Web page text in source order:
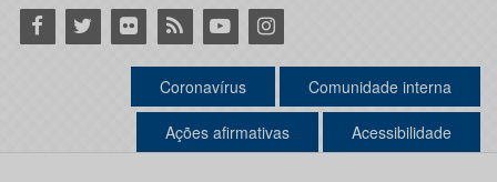
Facebook
Twitter Flickr RSS YoutubeInstagram
Coronavírus Comunidade interna
Ações afirmativas Acessibilidade